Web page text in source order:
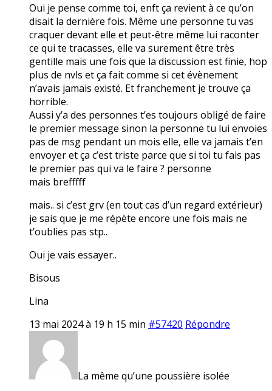
Oui je pense comme toi, enft ça revient à ce qu’on
disait la dernière fois. Même une personne tu vas
craquer devant elle et peut-être même lui raconter
ce qui te tracasses, elle va surement être très
gentille mais une fois que la discussion est finie, hop
plus de nvls et ça fait comme si cet évènement
n’avais jamais existé. Et franchement je trouve ça
horrible.
Aussi y’a des personnes t’es toujours obligé de faire
le premier message sinon la personne tu lui envoies
pas de msg pendant un mois elle, elle va jamais t’en
envoyer et ça c’est triste parce que si toi tu fais pas
le premier pas qui va le faire ? personne
mais brefffff
mais.. si c’est grv (en tout cas d’un regard extérieur)
je sais que je me répète encore une fois mais ne
t’oublies pas stp..
Oui je vais essayer..
Bisous
Lina
13 mai 2024 à 19 h 15 min #57420 Répondre
La même qu’une poussière isolée